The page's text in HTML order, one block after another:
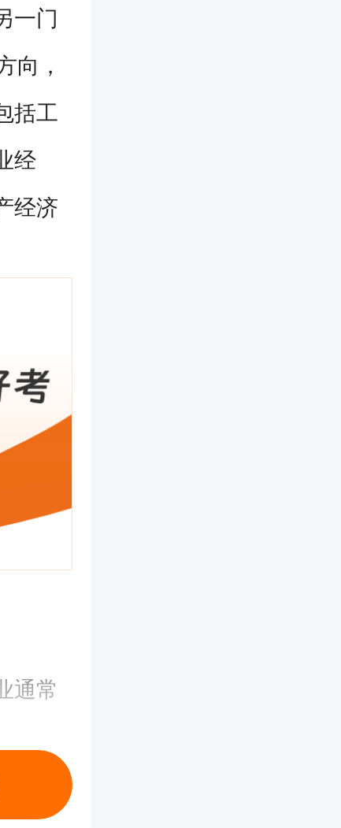
一门
向，
括工
经
经济
通常